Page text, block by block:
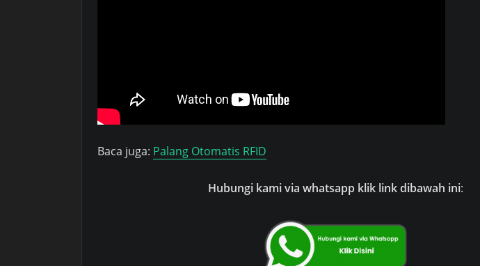
Baca juga: Palang Otomatis RFID
Hubungi kami via whatsapp klik link dibawah ini: